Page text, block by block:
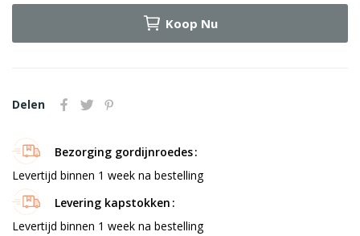
Koop Nu
Delen
Bezorging gordijnroedes
Levertijd binnen 1 week na bestelling
Levering kapstokken
Levertijd binnen 1 week na bestelling